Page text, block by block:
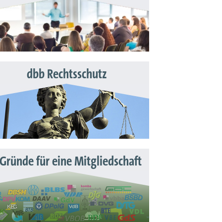
dbb Rechtsschutz
für eine Mitgliedschaft